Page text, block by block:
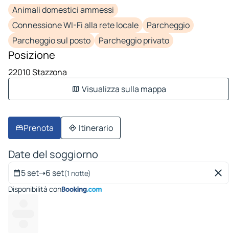
Animali domestici ammessi
Connessione WI-Fi alla rete locale
Parcheggio
Parcheggio sul posto
Parcheggio privato
Posizione
22010 Stazzona
Visualizza sulla mappa
Prenota Itinerario
Date del soggiorno
5 set➝6 set(1 notte)
Disponibilità con